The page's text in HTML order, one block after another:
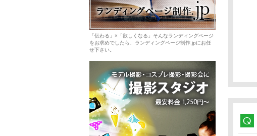
「伝わる」×「欲しくなる」そんなランディングページ
をお求めでしたら、ランディングページ制作.jpにお任
せ下さい。